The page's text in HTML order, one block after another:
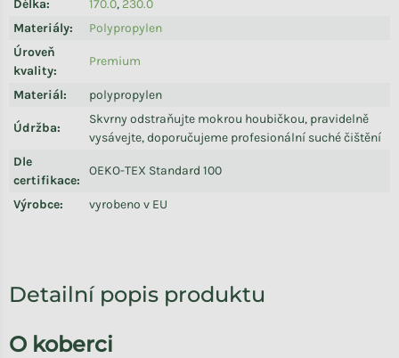
Délka: 170.0, 230.0
Materiály:
Polypropylen
Úroveň
kvality:
Premium
Materiál: polypropylen
Údržba:
Skvrny odstraňujte mokrou houbičkou, pravidelně
vysávejte, doporučujeme profesionální suché čištění
Dle
certifikace:
OEKO-TEX Standard 100
Výrobce: vyrobeno v EU
Detailní popis produktu
O koberci